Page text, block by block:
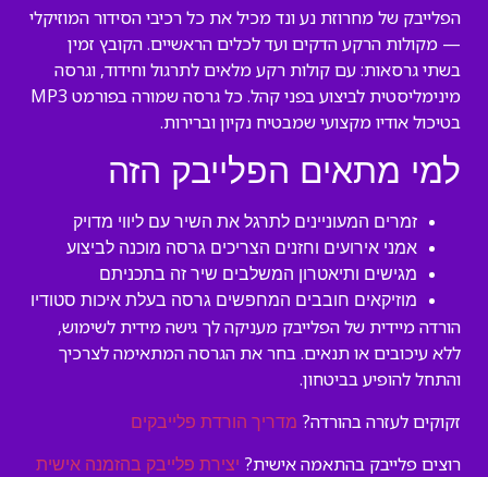
הפלייבק של מחרוזת נע ונד מכיל את כל רכיבי הסידור המוזיקלי
— מקולות הרקע הדקים ועד לכלים הראשיים. הקובץ זמין
בשתי גרסאות: עם קולות רקע מלאים לתרגול וחידוד, וגרסה
מינימליסטית לביצוע בפני קהל. כל גרסה שמורה בפורמט MP3
בטיכול אודיו מקצועי שמבטיח נקיון וברירות.
למי מתאים הפלייבק הזה
זמרים המעוניינים לתרגל את השיר עם ליווי מדויק
אמני אירועים וחזנים הצריכים גרסה מוכנה לביצוע
מגישים ותיאטרון המשלבים שיר זה בתכניתם
מוזיקאים חובבים המחפשים גרסה בעלת איכות סטודיו
הורדה מיידית של הפלייבק מעניקה לך גישה מידית לשימוש,
ללא עיכובים או תנאים. בחר את הגרסה המתאימה לצרכיך
והתחל להופיע בביטחון.
זקוקים לעזרה בהורדה? מדריך הורדת פלייבקים
רוצים פלייבק בהתאמה אישית? יצירת פלייבק בהזמנה אישית